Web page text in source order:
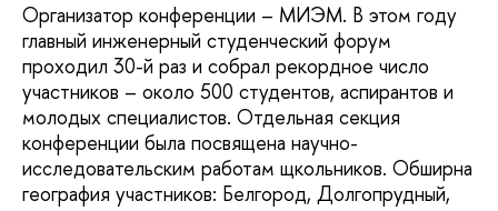
Организатор конференции – МИЭМ. В этом году
главный инженерный студенческий форум
проходил 30-й раз и собрал рекордное число
участников – около 500 студентов, аспирантов и
молодых специалистов. Отдельная секция
конференции была посвящена научно-
исследовательским работам щкольников. Обширна
география участников: Белгород, Долгопрудный,